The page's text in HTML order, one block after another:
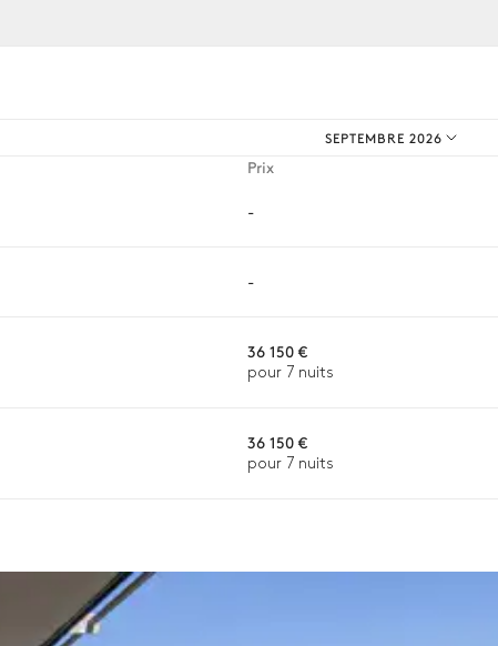
SEPTEMBRE 2026
Prix
-
-
36 150 €
pour 7 nuits
36 150 €
pour 7 nuits